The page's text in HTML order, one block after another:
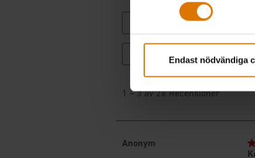
Endast nödvändiga